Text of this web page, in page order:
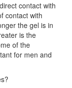
contact with
contact with
the gel is in
is the
of the
for men and